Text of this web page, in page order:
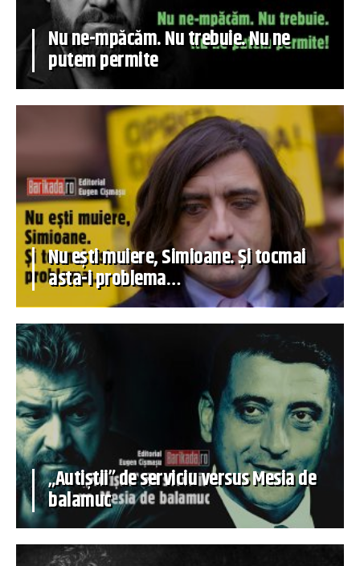
Nu ne-mpăcăm. Nu trebuie. Nu ne
putem permite
Nu ești muiere, Simioane. Și tocmai
asta-i problema…
„Autiștii” de serviciu versus Mesia de
balamuc